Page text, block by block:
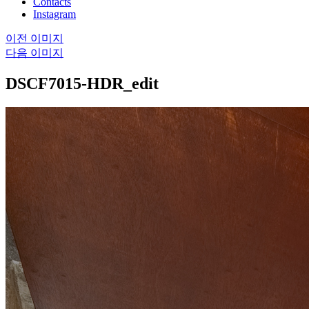
Instagram
이전 이미지
다음 이미지
DSCF7015-HDR_edit